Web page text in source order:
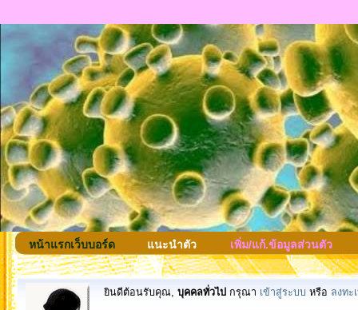
หน้าแรกเว็บบอร์ด แนะนำตัว เพิ่ม/แก้.ข้อมูลส่วนตัว
ยินดีต้อนรับคุณ, บุคคลทั่วไป กรุณา เข้าสู่ระบบ หรือ ลงทะ